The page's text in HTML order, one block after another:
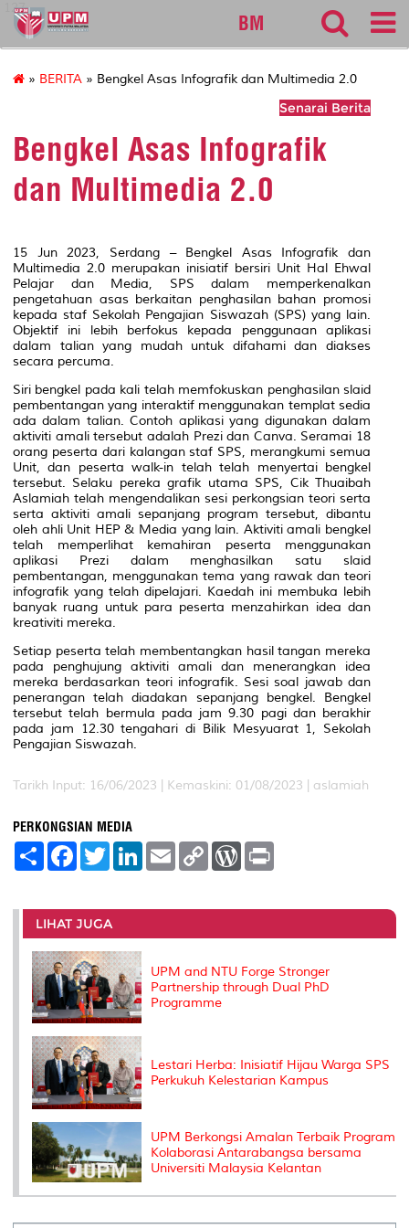
127
BM
» BERITA » Bengkel Asas Infografik dan Multimedia 2.0
Senarai Berita
Bengkel Asas Infografik
dan Multimedia 2.0
15 Jun 2023, Serdang – Bengkel Asas Infografik dan
Multimedia 2.0 merupakan inisiatif bersiri Unit Hal Ehwal
Pelajar dan Media, SPS dalam memperkenalkan
pengetahuan asas berkaitan penghasilan bahan promosi
kepada staf Sekolah Pengajian Siswazah (SPS) yang lain.
Objektif ini lebih berfokus kepada penggunaan aplikasi
dalam talian yang mudah untuk difahami dan diakses
secara percuma.
Siri bengkel pada kali telah memfokuskan penghasilan slaid
pembentangan yang interaktif menggunakan templat sedia
ada dalam talian. Contoh aplikasi yang digunakan dalam
aktiviti amali tersebut adalah Prezi dan Canva. Seramai 18
orang peserta dari kalangan staf SPS, merangkumi semua
Unit, dan pesertawalk-in telah telah menyertai bengkel
tersebut. Selaku pereka grafik utama SPS, Cik Thuaibah
Aslamiah telah mengendalikan sesi perkongsian teori serta
serta aktiviti amali sepanjang program tersebut, dibantu
oleh ahli Unit HEP & Media yang lain. Aktiviti amali bengkel
telah memperlihat kemahiran peserta menggunakan
aplikasi Prezi dalam menghasilkan satu slaid
pembentangan, menggunakan tema yang rawak dan teori
infografik yang telah dipelajari. Kaedah ini membuka lebih
banyak ruang untuk para peserta menzahirkan idea dan
kreativiti mereka.
Setiap peserta telah membentangkan hasil tangan mereka
pada penghujung aktiviti amali dan menerangkan idea
mereka berdasarkan teori infografik. Sesi soal jawab dan
penerangan telah diadakan sepanjang bengkel. Bengkel
tersebut telah bermula pada jam 9.30 pagi dan berakhir
pada jam 12.30 tengahari di Bilik Mesyuarat 1, Sekolah
Pengajian Siswazah.
Tarikh Input: 16/06/2023 | Kemaskini: 01/08/2023 | aslamiah
PERKONGSIAN MEDIA
S
e
F
a
b
o
o
k
T
w
t
e
r
L
e
I
E
m
l
C
L
n
W
P
e
s
t
LIHAT JUGA
UPM and NTU Forge Stronger
Partnership through Dual PhD
Programme
Lestari Herba: Inisiatif Hijau Warga SPS
Perkukuh Kelestarian Kampus
UPM Berkongsi Amalan Terbaik Program
Kolaborasi Antarabangsa bersama
Universiti Malaysia Kelantan